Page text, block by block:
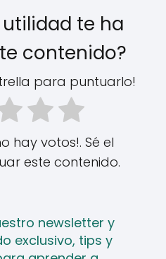
te ha
contenido?
para puntuarlo!
hay votos!. Sé el
este contenido.
newsletter y
exclusivo, tips y